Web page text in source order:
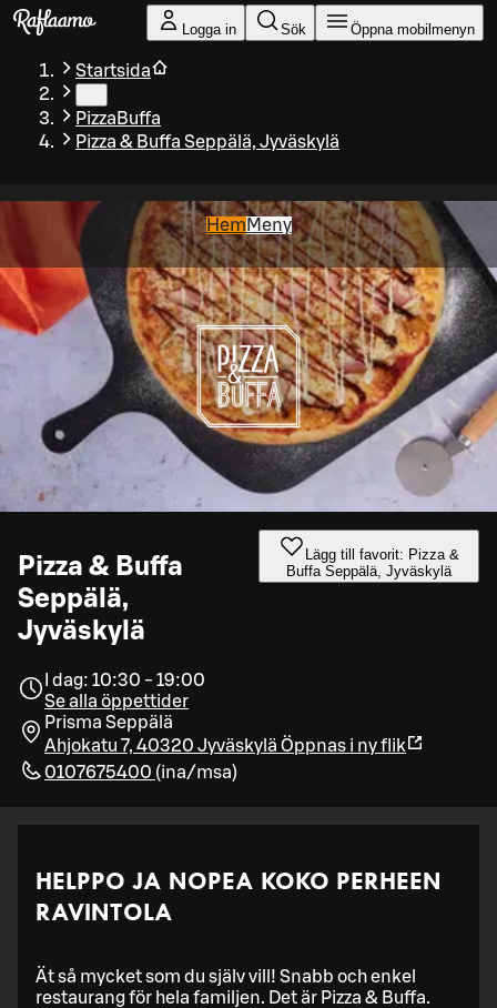
Gå till huvudinnehållet
Logga in Sök Öppna mobilmenyn
Startsida
PizzaBuffa
Pizza & Buffa Seppälä, Jyväskylä
Hem Meny
Pizza & Buffa
Seppälä,
Jyväskylä
Lägg till favorit: Pizza &
Buffa Seppälä, Jyväskylä
I dag: 10:30 - 19:00
Se alla öppettider
Prisma Seppälä
Ahjokatu 7, 40320 Jyväskylä Öppnas i ny flik
0107675400 (ina/msa)
HELPPO JA NOPEA KOKO PERHEEN
RAVINTOLA
Ät så mycket som du själv vill! Snabb och enkel
restaurang för hela familjen. Det är Pizza & Buffa.